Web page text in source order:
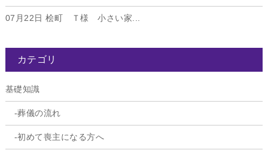
07月22日 桧町 Ｔ様 小さい家...
カテゴリ
基礎知識
葬儀の流れ
初めて喪主になる方へ